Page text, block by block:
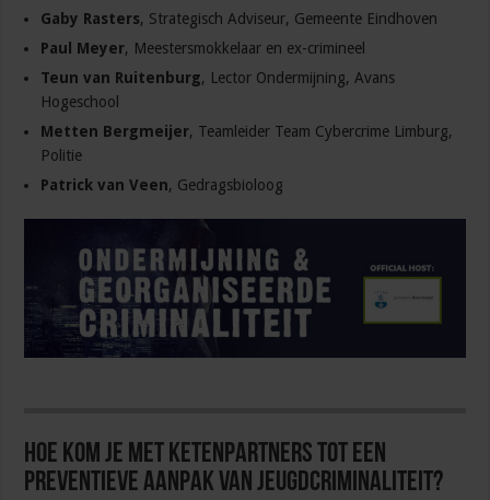
Gaby Rasters, Strategisch Adviseur, Gemeente Eindhoven
Paul Meyer, Meestersmokkelaar en ex-crimineel
Teun van Ruitenburg, Lector Ondermijning, Avans
Hogeschool
Metten Bergmeijer, Teamleider Team Cybercrime Limburg,
Politie
Patrick van Veen, Gedragsbioloog
Hoe kom je met ketenpartners tot een
preventieve aanpak van jeugdcriminaliteit?